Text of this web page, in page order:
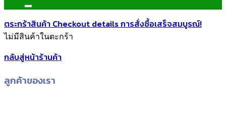
ตระกร้าสินค้า Checkout detailsการสั่งซื้อเสร็จสมบูรณ์!
ไม่มีสินค้าในตะกร้า
กลับสู่หน้าร้านค้า
ลูกค้าของเรา